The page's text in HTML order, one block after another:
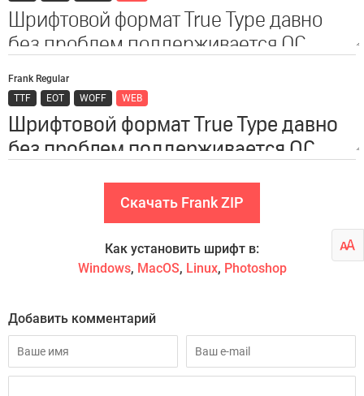
Frank Regular
TTF
EOT WOFF WEB
Скачать Frank ZIP
Как установить шрифт в:
Windows, MacOS, Linux, Photoshop
Добавить комментарий